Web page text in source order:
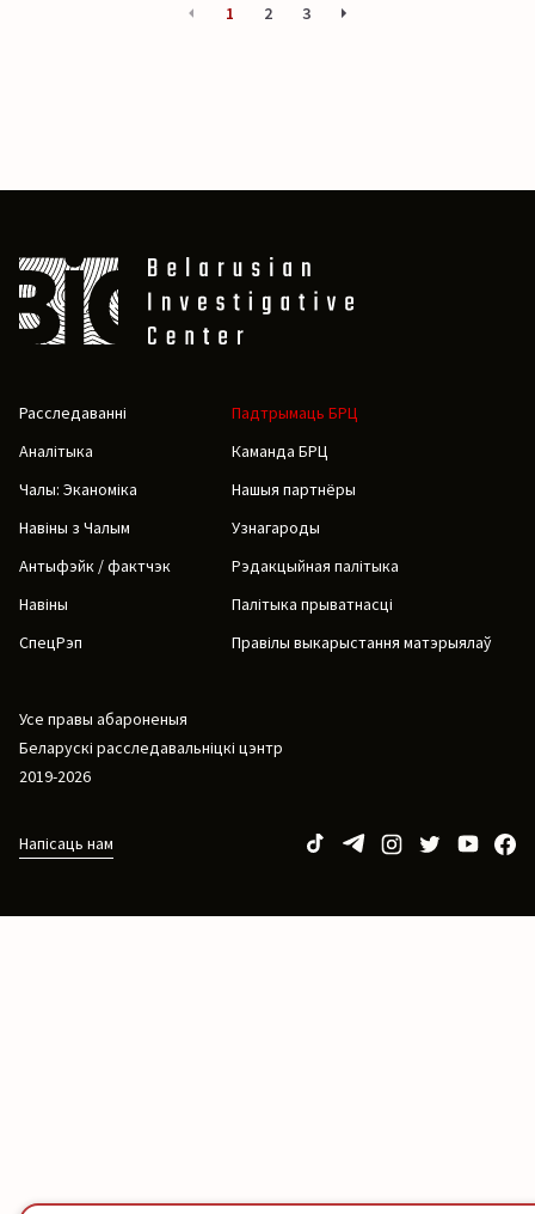
1 2 3
Расследаванні
Аналітыка
Чалы: Эканоміка
Навіны з Чалым
Антыфэйк / фактчэк
Навіны
СпецРэп
Падтрымаць БРЦ
Каманда БРЦ
Нашыя партнёры
Узнагароды
Рэдакцыйная палітыка
Палітыка прыватнасці
Правілы выкарыстання матэрыялаў
Усе правы абароненыя
Беларускі расследавальніцкі цэнтр
2019-2026
Напісаць нам